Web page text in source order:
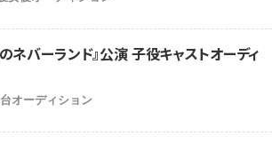
ネバーランド』公演 子役キャストオーディ
オーディション